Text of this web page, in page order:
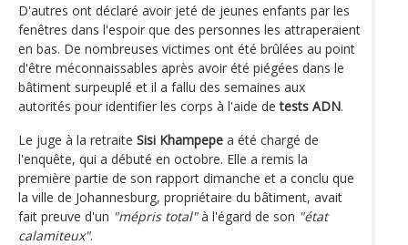
D'autres ont déclaré avoir jeté de jeunes enfants par les
fenêtres dans l'espoir que des personnes les attraperaient
en bas. De nombreuses victimes ont été brûlées au point
d'être méconnaissables après avoir été piégées dans le
bâtiment surpeuplé et il a fallu des semaines aux
autorités pour identifier les corps à l'aide detests ADN.
Le juge à la retraite Sisi Khampepe a été chargé de
l'enquête, qui a débuté en octobre. Elle a remis la
première partie de son rapport dimanche et a conclu que
la ville de Johannesburg, propriétaire du bâtiment, avait
fait preuve d'un "mépris total"à l'égard de son "état
calamiteux".